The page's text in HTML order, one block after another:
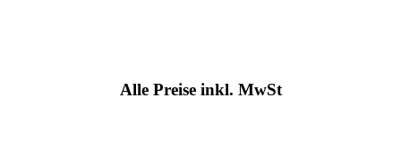
Alle Preise inkl. MwSt